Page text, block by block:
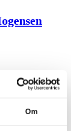
Om
kan vælges